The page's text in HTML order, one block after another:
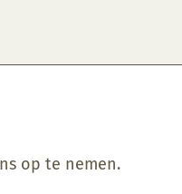
op te nemen.